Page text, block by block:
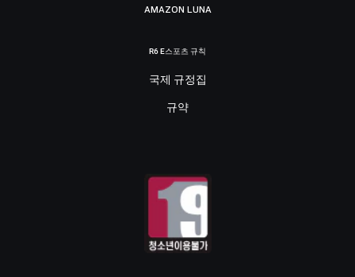
AMAZON LUNA
R6 E스포츠 규칙
국제 규정집
규약